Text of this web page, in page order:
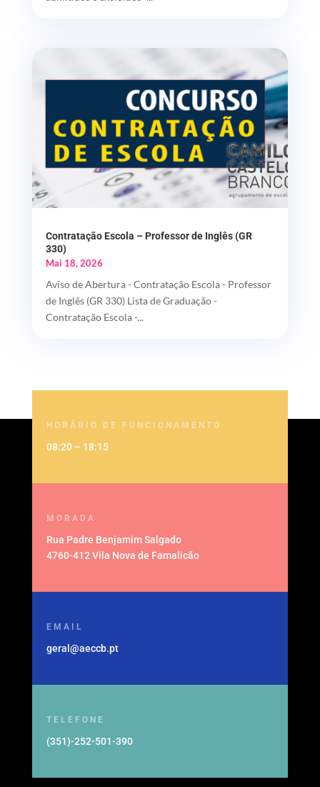
Contratação Escola – Professor de Inglês (GR
330)
Mai 18, 2026
Aviso de Abertura - Contratação Escola - Professor
de Inglês (GR 330) Lista de Graduação -
Contratação Escola -...
HORÁRIO DE FUNCIONAMENTO
08:20 – 18:15
MORADA
Rua Padre Benjamim Salgado
4760-412 Vila Nova de Famalicão
EMAIL
geral@aeccb.pt
TELEFONE
(351)-252-501-390